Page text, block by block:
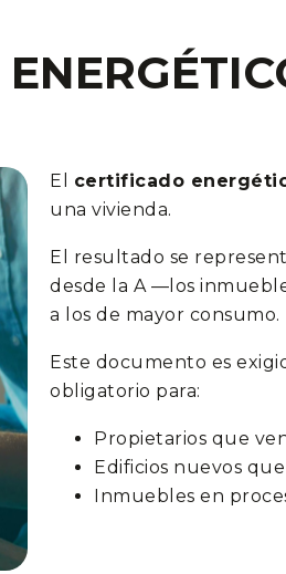
El certificado
una vivienda.
El resultado se
desde la A —los
a los de mayor consumo.
Este documento es
obligatorio para:
Propietarios que
Edificios nuevos
Inmuebles en